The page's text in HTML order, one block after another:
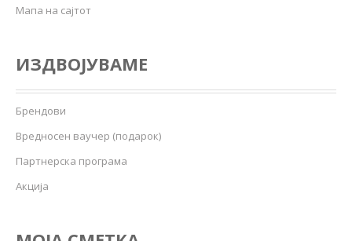
Мапа на сајтот
ИЗДВОЈУВАМЕ
Брендови
Вредносен ваучер (подарок)
Партнерска програма
Акција